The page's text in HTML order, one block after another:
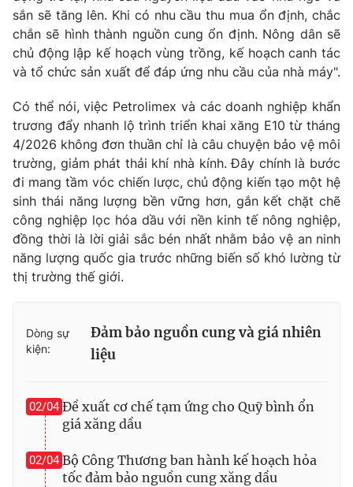
sắn sẽ tăng lên. Khi có nhu cầu thu mua ổn định, chắc
chắn sẽ hình thành nguồn cung ổn định. Nông dân sẽ
chủ động lập kế hoạch vùng trồng, kế hoạch canh tác
và tổ chức sản xuất để đáp ứng nhu cầu của nhà máy".
Có thể nói, việc Petrolimex và các doanh nghiệp khẩn
trương đẩy nhanh lộ trình triển khai xăng E10 từ tháng
4/2026 không đơn thuần chỉ là câu chuyện bảo vệ môi
trường, giảm phát thải khí nhà kính. Đây chính là bước
đi mang tầm vóc chiến lược, chủ động kiến tạo một hệ
sinh thái năng lượng bền vững hơn, gắn kết chặt chẽ
công nghiệp lọc hóa dầu với nền kinh tế nông nghiệp,
đồng thời là lời giải sắc bén nhất nhằm bảo vệ an ninh
năng lượng quốc gia trước những biến số khó lường từ
thị trường thế giới.
Dòng sự
kiện:
Đảm bảo nguồn cung và giá nhiên
liệu
02/04 Đề xuất cơ chế tạm ứng cho Quỹ bình ổn
giá xăng dầu
02/04 Bộ Công Thương ban hành kế hoạch hỏa
tốc đảm bảo nguồn cung xăng dầu